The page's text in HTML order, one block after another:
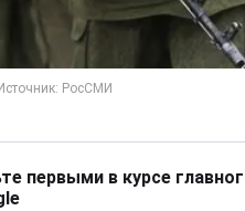
первыми в курсе